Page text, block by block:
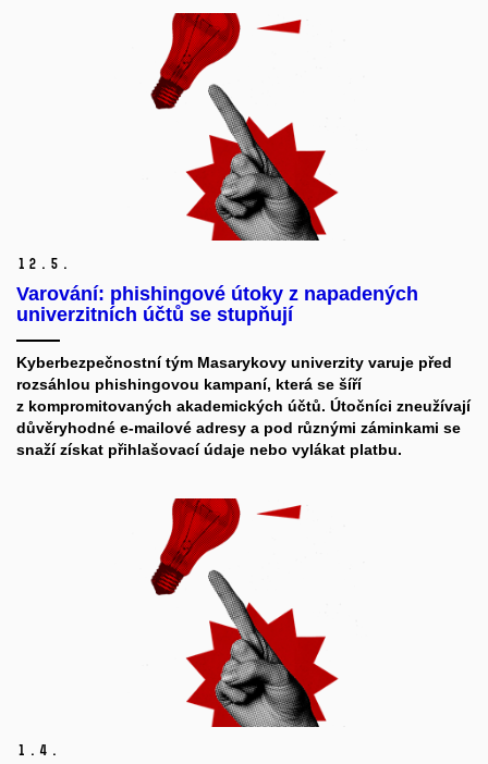
12. 5.
Varování: phishingové útoky z napadených
univerzitních účtů se stupňují
Kyberbezpečnostní tým Masarykovy univerzity varuje před
rozsáhlou phishingovou kampaní, která se šíří
z kompromitovaných akademických účtů. Útočníci zneužívají
důvěryhodné e-mailové adresy a pod různými záminkami se
snaží získat přihlašovací údaje nebo vylákat platbu.
1. 4.